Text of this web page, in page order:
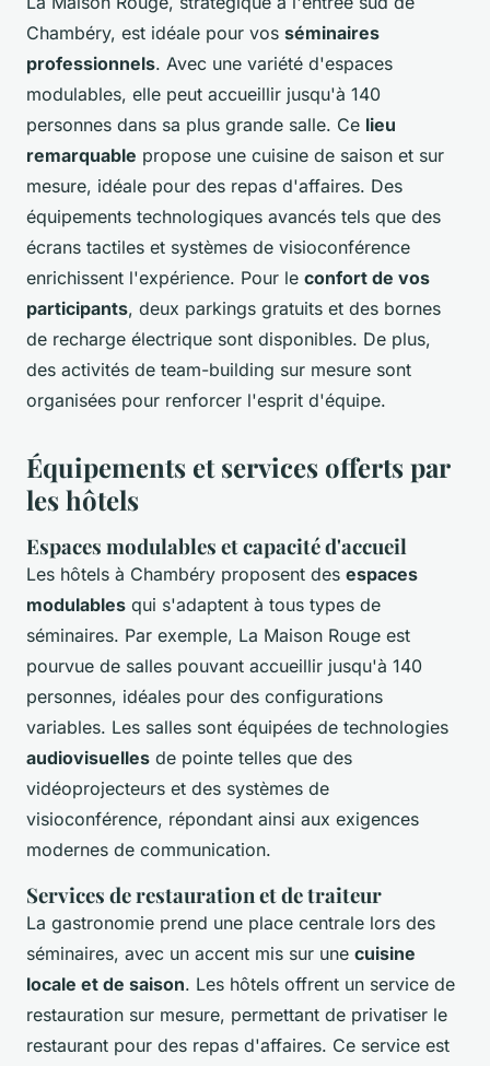
Chambéry, est idéale pour vos séminaires
professionnels. Avec une variété d'espaces
modulables, elle peut accueillir jusqu'à 140
personnes dans sa plus grande salle. Ce lieu
remarquable propose une cuisine de saison et sur
mesure, idéale pour des repas d'affaires. Des
équipements technologiques avancés tels que des
écrans tactiles et systèmes de visioconférence
enrichissent l'expérience. Pour le confort de vos
participants, deux parkings gratuits et des bornes
de recharge électrique sont disponibles. De plus,
des activités de team-building sur mesure sont
organisées pour renforcer l'esprit d'équipe.
Équipements et services offerts par
les hôtels
Espaces modulables et capacité d'accueil
Les hôtels à Chambéry proposent des espaces
modulables qui s'adaptent à tous types de
séminaires. Par exemple, La Maison Rouge est
pourvue de salles pouvant accueillir jusqu'à 140
personnes, idéales pour des configurations
variables. Les salles sont équipées de technologies
audiovisuelles de pointe telles que des
vidéoprojecteurs et des systèmes de
visioconférence, répondant ainsi aux exigences
modernes de communication.
Services de restauration et de traiteur
La gastronomie prend une place centrale lors des
séminaires, avec un accent mis sur une cuisine
locale et de saison. Les hôtels offrent un service de
restauration sur mesure, permettant de privatiser le
restaurant pour des repas d'affaires. Ce service est